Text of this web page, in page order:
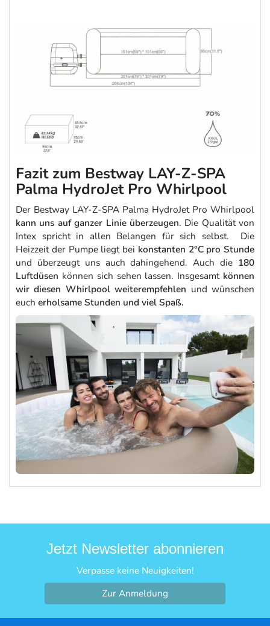
Fazit zum Bestway LAY-Z-SPA
Palma HydroJet Pro Whirlpool
Der Bestway LAY-Z-SPA Palma HydroJet Pro Whirlpool
kann uns auf ganzer Linie überzeugen. Die Qualität von
Intex spricht in allen Belangen für sich selbst. Die
Heizzeit der Pumpe liegt bei konstanten 2°C pro Stunde
und überzeugt uns auch dahingehend. Auch die 180
Luftdüsen können sich sehen lassen. Insgesamt können
wir diesen Whirlpool weiterempfehlen und wünschen
euch erholsame Stunden und viel Spaß.
Jetzt Newsletter abonnieren
Verpasse keine Neuigkeiten!
Zur Anmeldung